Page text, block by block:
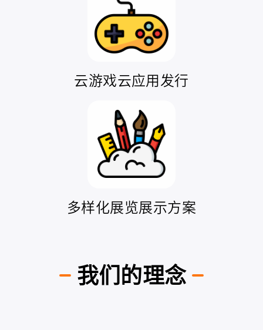
云游戏云应用发行
多样化展览展示方案
我们的理念